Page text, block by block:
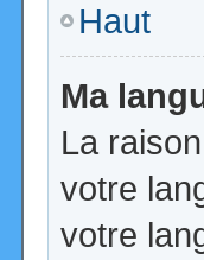
Haut
Ma
La
votre
votre